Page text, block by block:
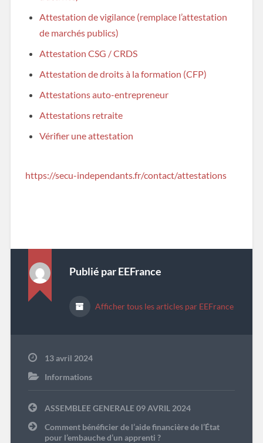
Attestation de vigilance (remplace l’attestation
de marchés publics)
Attestation CSG / CRDS
Attestation de droits à la formation (CFP)
Attestations auto-entrepreneur
Attestations retraite
Vérifier une attestation
https://secu-independants.fr/contact/attestations
Publié parEEFrance
Afficher tous les articles par EEFrance
13 avril 2024
Informations
Navigation
de
l’article
ASSEMBLEE GENERALE 09 AVRIL 2024
Comment bénéficier de l’aide financière de l’État
pour l’embauche d’un apprenti ?